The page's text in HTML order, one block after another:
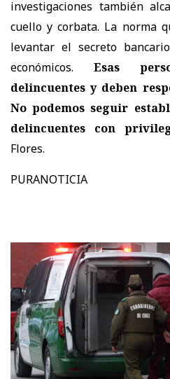
investigaciones también
cuello y corbata. La norma
levantar el secreto
económicos. Esas
delincuentes y deben
No podemos seguir
delincuentes con
Flores.
PURANOTICIA